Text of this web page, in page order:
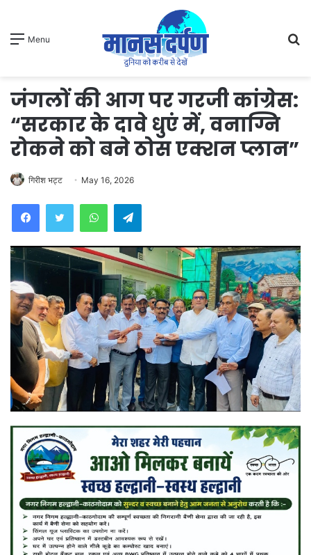
Menu
जंगलों की आग पर गरजी कांग्रेस:
“सरकार के दावे धुएं में, वनाग्नि
रोकने को बने ठोस एक्शन प्लान”
गिरीश भट्ट May 16, 2026
WhatsAppTelegram